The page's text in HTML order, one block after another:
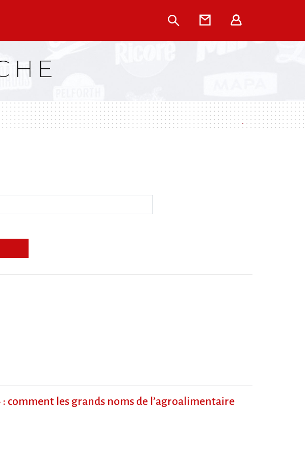
Rechercher
Contact
les grands noms de l​‌’agroalimentaire